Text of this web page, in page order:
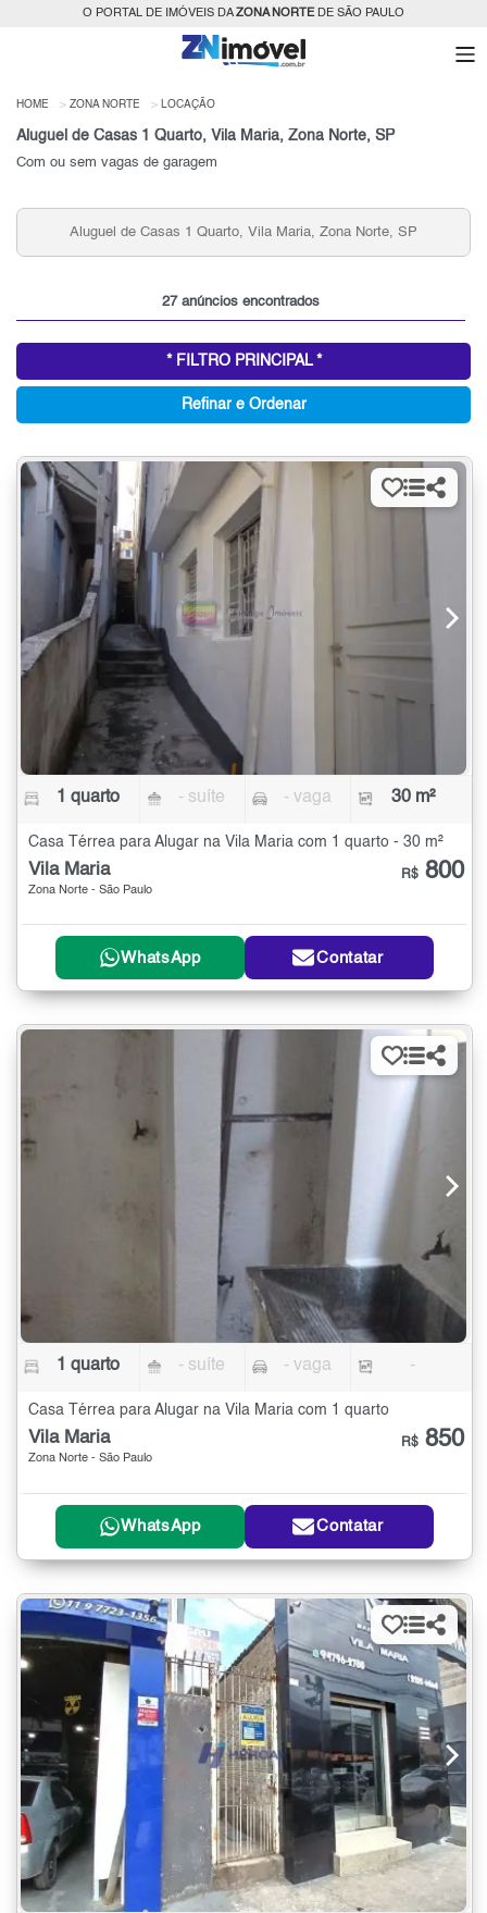
O PORTAL DE IMÓVEIS DAZONA NORTEDE SÃO PAULO
HOME ZONA NORTE LOCAÇÃO
Aluguel de Casas 1 Quarto, Vila Maria, Zona Norte, SP
Com ou sem vagas de garagem
Aluguel de Casas 1 Quarto, Vila Maria, Zona Norte, SP
27 anúncios encontrados
* FILTRO PRINCIPAL *
Refinar e Ordenar
1 quarto - suíte - vaga 30 m²
Casa Térrea para Alugar na Vila Maria com 1 quarto - 30 m²
Vila Maria
Zona Norte - São Paulo
R$ 800
WhatsApp Contatar
1 quarto - suíte - vaga -
Casa Térrea para Alugar na Vila Maria com 1 quarto
Vila Maria
Zona Norte - São Paulo
R$ 850
WhatsApp Contatar